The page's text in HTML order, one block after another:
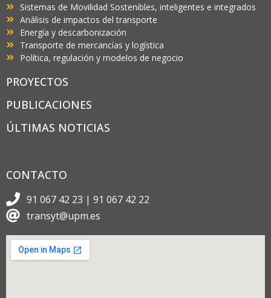
Sistemas de Movilidad Sostenibles, inteligentes e integrados
Análisis de impactos del transporte
Energía y descarbonización
Transporte de mercancías y logística
Política, regulación y modelos de negocio
PROYECTOS
PUBLICACIONES
ÚLTIMAS NOTICIAS
CONTACTO
91 067 42 23 | 91 067 42 22
transyt@upm.es